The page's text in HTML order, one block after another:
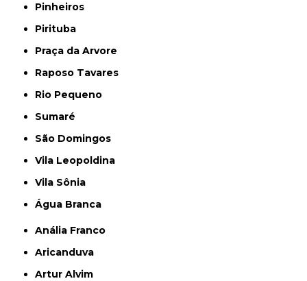
Pinheiros
Pirituba
Praça da Arvore
Raposo Tavares
Rio Pequeno
Sumaré
São Domingos
Vila Leopoldina
Vila Sônia
Água Branca
Anália Franco
Aricanduva
Artur Alvim